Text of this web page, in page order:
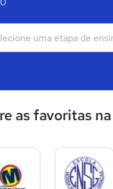
as favoritas